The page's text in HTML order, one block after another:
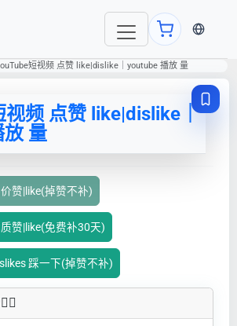
当前语
短视频 点赞 like|dislike｜youtube 播放 量
视频 点赞 like|dislike｜
量
赞|like(掉赞不补)
赞|like(免费补30天)
踩一下(掉赞不补)